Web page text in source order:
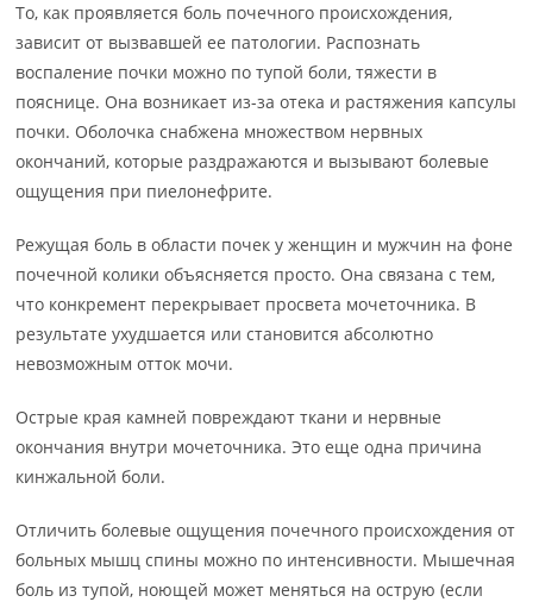
То, как проявляется боль почечного происхождения,
зависит от вызвавшей ее патологии. Распознать
воспаление почки можно по тупой боли, тяжести в
пояснице. Она возникает из-за отека и растяжения капсулы
почки. Оболочка снабжена множеством нервных
окончаний, которые раздражаются и вызывают болевые
ощущения при пиелонефрите.
Режущая боль в области почек у женщин и мужчин на фоне
почечной колики объясняется просто. Она связана с тем,
что конкремент перекрывает просвета мочеточника. В
результате ухудшается или становится абсолютно
невозможным отток мочи.
Острые края камней повреждают ткани и нервные
окончания внутри мочеточника. Это еще одна причина
кинжальной боли.
Отличить болевые ощущения почечного происхождения от
больных мышц спины можно по интенсивности. Мышечная
боль из тупой, ноющей может меняться на острую (если